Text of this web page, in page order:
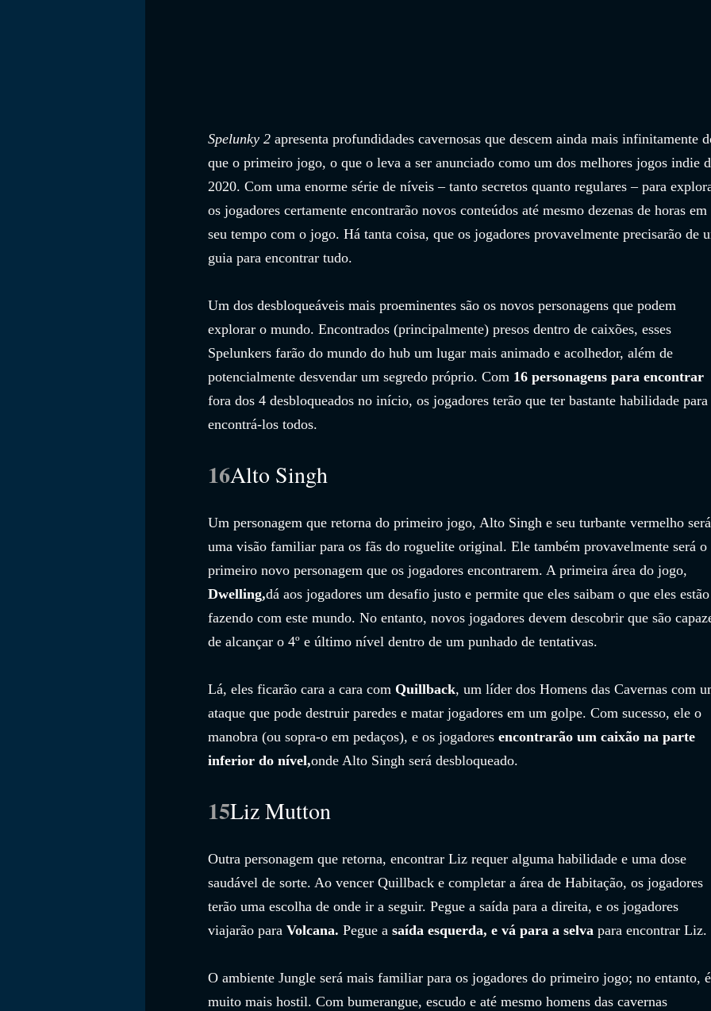
Spelunky 2 apresenta profundidades cavernosas que descem ainda mais infinitamente
que o primeiro jogo, o que o leva a ser anunciado como um dos melhores jogos indie
2020. Com uma enorme série de níveis – tanto secretos quanto regulares – para
os jogadores certamente encontrarão novos conteúdos até mesmo dezenas de horas em
seu tempo com o jogo. Há tanta coisa, que os jogadores provavelmente precisarão de
guia para encontrar tudo.
Um dos desbloqueáveis mais proeminentes são os novos personagens que podem
explorar o mundo. Encontrados (principalmente) presos dentro de caixões, esses
Spelunkers farão do mundo do hub um lugar mais animado e acolhedor, além de
potencialmente desvendar um segredo próprio. Com 16 personagens para encontrar
fora dos 4 desbloqueados no início, os jogadores terão que ter bastante habilidade para
encontrá-los todos.
16Alto Singh
Um personagem que retorna do primeiro jogo, Alto Singh e seu turbante vermelho
uma visão familiar para os fãs do roguelite original. Ele também provavelmente será o
primeiro novo personagem que os jogadores encontrarem. A primeira área do jogo,
Dwelling,dá aos jogadores um desafio justo e permite que eles saibam o que eles
fazendo com este mundo. No entanto, novos jogadores devem descobrir que são
de alcançar o 4º e último nível dentro de um punhado de tentativas.
Lá, eles ficarão cara a cara com Quillback, um líder dos Homens das Cavernas com
ataque que pode destruir paredes e matar jogadores em um golpe. Com sucesso, ele o
manobra (ou sopra-o em pedaços), e os jogadores encontrarão um caixão na parte
inferior do nível,onde Alto Singh será desbloqueado.
15Liz Mutton
Outra personagem que retorna, encontrar Liz requer alguma habilidade e uma dose
saudável de sorte. Ao vencer Quillback e completar a área de Habitação, os jogadores
terão uma escolha de onde ir a seguir. Pegue a saída para a direita, e os jogadores
viajarão para Volcana. Pegue a saída esquerda, e vá para a selva para encontrar Liz.
O ambiente Jungle será mais familiar para os jogadores do primeiro jogo; no entanto,
muito mais hostil. Com bumerangue, escudo e até mesmo homens das cavernas